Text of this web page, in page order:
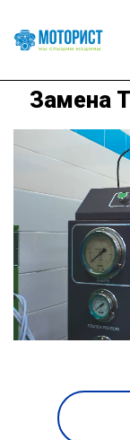
Замена